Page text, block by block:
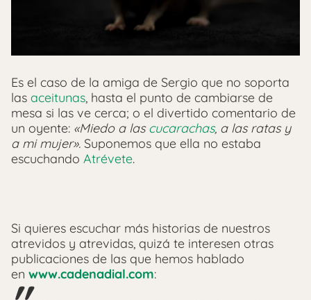
Es el caso de la amiga de Sergio que no soporta
las aceitunas, hasta el punto de cambiarse de
mesa si las ve cerca; o el divertido comentario de
un oyente: «Miedo a lascucarachas, a las ratas y
a mi mujer». Suponemos que ella no estaba
escuchando Atrévete.
Si quieres escuchar más historias de nuestros
atrevidos y atrevidas, quizá te interesen otras
publicaciones de las que hemos hablado
en www.cadenadial.com: